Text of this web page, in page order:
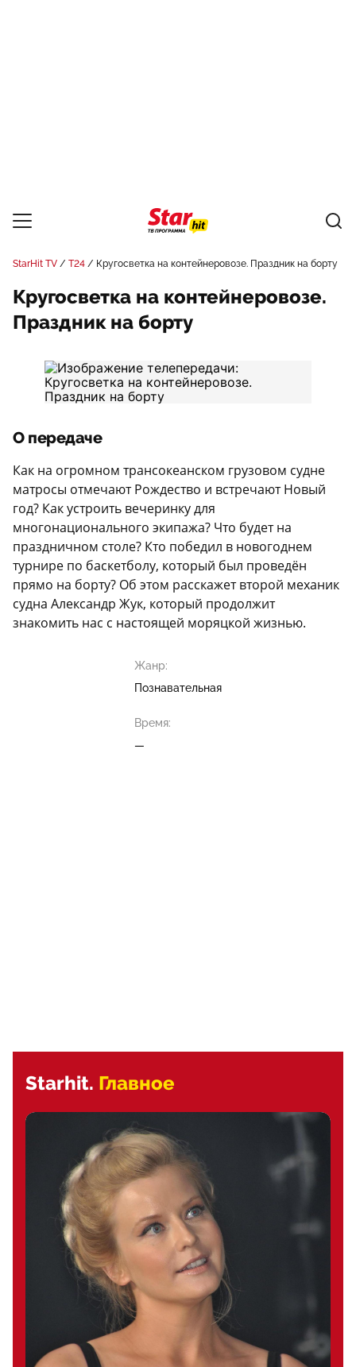
StarHit TV Т24 Кругосветка на контейнеровозе. Праздник на борту
Кругосветка на контейнеровозе.
Праздник на борту
О передаче
Как на огромном трансокеанском грузовом судне
матросы отмечают Рождество и встречают Новый
год? Как устроить вечеринку для
многонационального экипажа? Что будет на
праздничном столе? Кто победил в новогоднем
турнире по баскетболу, который был проведён
прямо на борту? Об этом расскажет второй механик
судна Александр Жук, который продолжит
знакомить нас с настоящей моряцкой жизнью.
Жанр:
Познавательная
Время:
—
Starhit. Главное